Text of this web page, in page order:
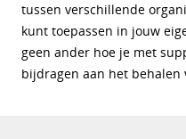
tussen verschillende
kunt toepassen in jouw
geen ander hoe je met
bijdragen aan het